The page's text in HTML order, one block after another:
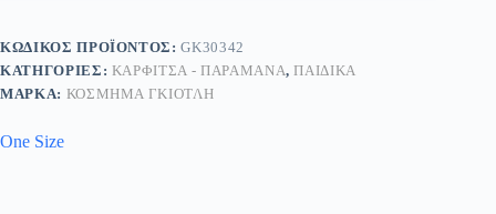
ΚΩΔΙΚΌΣ ΠΡΟΪΌΝΤΟΣ:GK30342
ΚΑΤΗΓΟΡΊΕΣ: ΚΑΡΦΊΤΣΑ - ΠΑΡΑΜΆΝΑ,ΠΑΙΔΙΚΆ
ΜΆΡΚΑ: ΚΟΣΜΗΜΑ ΓΚΙΟΤΛΗ
One Size